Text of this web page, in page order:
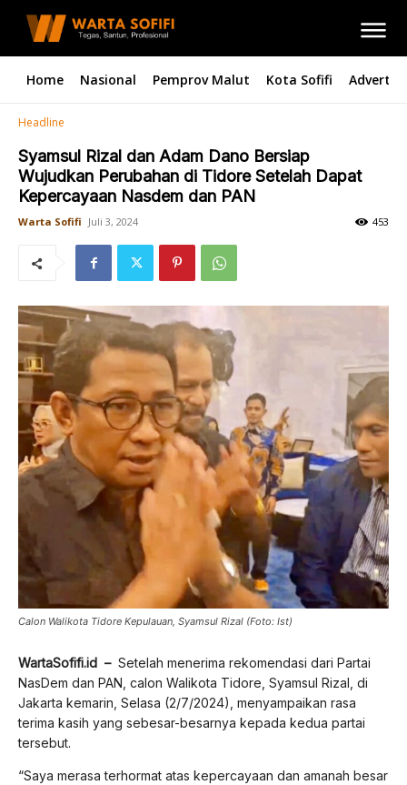
Home Nasional Pemprov Malut Kota Sofifi
Headline
Syamsul Rizal dan Adam Dano Bersiap
Wujudkan Perubahan di Tidore Setelah Dapat
Kepercayaan Nasdem dan PAN
Warta Sofifi Juli 3, 2024 453
Calon Walikota Tidore Kepulauan, Syamsul Rizal (Foto: Ist)
WartaSofifi.id – Setelah menerima rekomendasi dari Partai
NasDem dan PAN, calon Walikota Tidore, Syamsul Rizal, di
Jakarta kemarin, Selasa (2/7/2024), menyampaikan rasa
terima kasih yang sebesar-besarnya kepada kedua partai
tersebut.
“Saya merasa terhormat atas kepercayaan dan amanah besar